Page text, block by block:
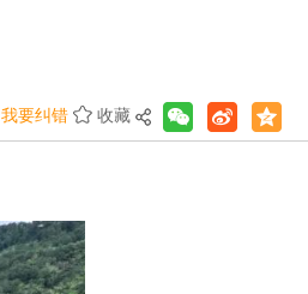
我要纠错 收藏